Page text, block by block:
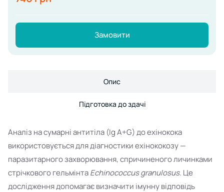
Замовити
Опис
Підготовка до здачі
Аналіз на сумарні антитіла (Ig A+G) до ехінокока
використовується для діагностики ехінококозу —
паразитарного захворювання, спричиненого личинками
стрічкового гельмінтаEchinococcus granulosus. Це
дослідження допомагає визначити імунну відповідь